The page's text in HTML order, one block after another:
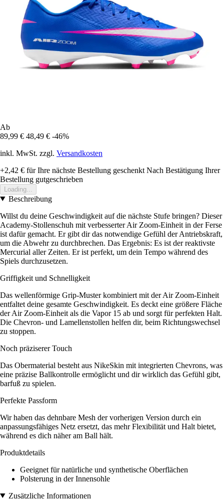
Ab
89,99 € 48,49 € -46%
inkl. MwSt. zzgl. Versandkosten
+2,42 € für Ihre nächste Bestellung geschenkt Nach Bestätigung Ihrer
Bestellung gutgeschrieben
Loading...
Beschreibung
Willst du deine Geschwindigkeit auf die nächste Stufe bringen? Dieser
Academy-Stollenschuh mit verbesserter Air Zoom-Einheit in der Ferse
ist dafür gemacht. Er gibt dir das notwendige Gefühl der Antriebskraft,
um die Abwehr zu durchbrechen. Das Ergebnis: Es ist der reaktivste
Mercurial aller Zeiten. Er ist perfekt, um dein Tempo während des
Spiels durchzusetzen.
Griffigkeit und Schnelligkeit
Das wellenförmige Grip-Muster kombiniert mit der Air Zoom-Einheit
entfaltet deine gesamte Geschwindigkeit. Es deckt eine größere Fläche
der Air Zoom-Einheit als die Vapor 15 ab und sorgt für perfekten Halt.
Die Chevron- und Lamellenstollen helfen dir, beim Richtungswechsel
zu stoppen.
Noch präziserer Touch
Das Obermaterial besteht aus NikeSkin mit integrierten Chevrons, was
eine präzise Ballkontrolle ermöglicht und dir wirklich das Gefühl gibt,
barfuß zu spielen.
Perfekte Passform
Wir haben das dehnbare Mesh der vorherigen Version durch ein
anpassungsfähiges Netz ersetzt, das mehr Flexibilität und Halt bietet,
während es dich näher am Ball hält.
Produktdetails
Geeignet für natürliche und synthetische Oberflächen
Polsterung in der Innensohle
Zusätzliche Informationen